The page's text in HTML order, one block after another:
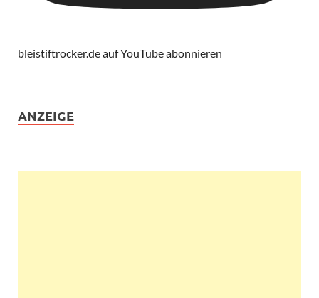
bleistiftrocker.de auf YouTube abonnieren
ANZEIGE